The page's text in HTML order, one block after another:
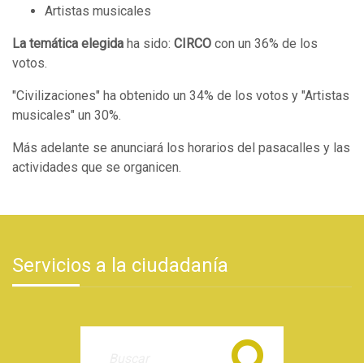
Artistas musicales
La temática elegida ha sido: CIRCO con un 36% de los
votos.
"Civilizaciones" ha obtenido un 34% de los votos y "Artistas
musicales" un 30%.
Más adelante se anunciará los horarios del pasacalles y las
actividades que se organicen.
Servicios a la ciudadanía
Buscar